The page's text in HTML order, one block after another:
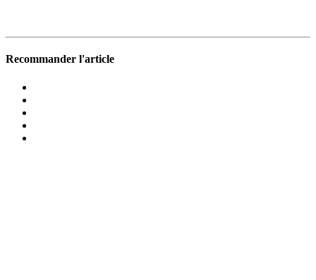
Recommander l'article